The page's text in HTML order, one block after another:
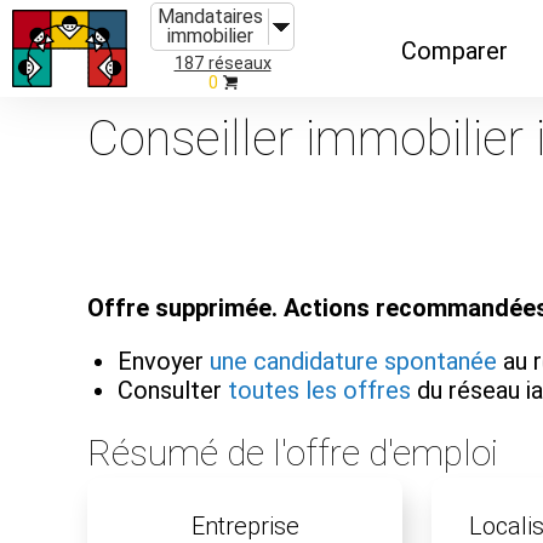
Mandataires
immobilier
187 réseaux
0
Comparer
Caractéristiques
Organismes de
Conseiller immobilier
Offre supprimée. Actions
Envoyer une candidature spontanée au
Consulter toutes les offres du réseau
Résumé de l'offre d'emploi
Entreprise